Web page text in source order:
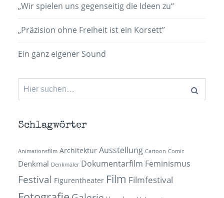
„Wir spielen uns gegenseitig die Ideen zu“
„Präzision ohne Freiheit ist ein Korsett”
Ein ganz eigener Sound
Suchen
nach:
Schlagwörter
Animationsfilm Architektur Ausstellung Cartoon Comic
Denkmal Denkmäler Dokumentarfilm Feminismus
Festival Figurentheater Film Filmfestival